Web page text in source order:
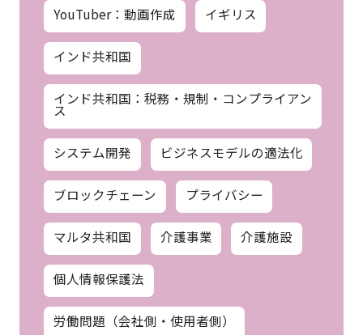
YouTuber：動画作成 イギリス
インド共和国
インド共和国：税務・規制・コンプライアン
ス
システム開発 ビジネスモデルの適法化
ブロックチェーン プライバシー
マルタ共和国 介護事業 介護施設
個人情報保護法
労働問題（会社側・使用者側）